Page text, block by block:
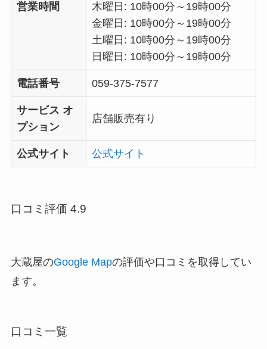
営業時間
木曜日: 10時00分～19時00分
金曜日: 10時00分～19時00分
土曜日: 10時00分～19時00分
日曜日: 10時00分～19時00分
電話番号 059-375-7577
サービス オ
プション
店舗販売有り
公式サイト 公式サイト
口コミ評価 4.9
大蔵屋のGoogle Mapの評価や口コミを取得してい
ます。
口コミ一覧